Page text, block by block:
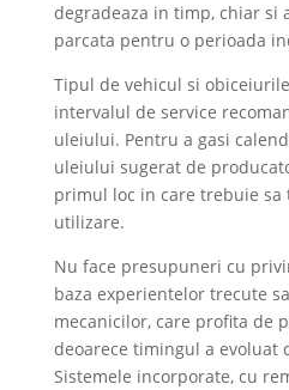
degradeaza in timp, chiar si
parcata pentru o perioada
Tipul de vehicul si
intervalul de service
uleiului. Pentru a gasi
uleiului sugerat de
primul loc in care trebuie
utilizare.
Nu face presupuneri cu
baza experientelor trecute
mecanicilor, care profita de
deoarece timingul a evoluat
Sistemele incorporate, cu